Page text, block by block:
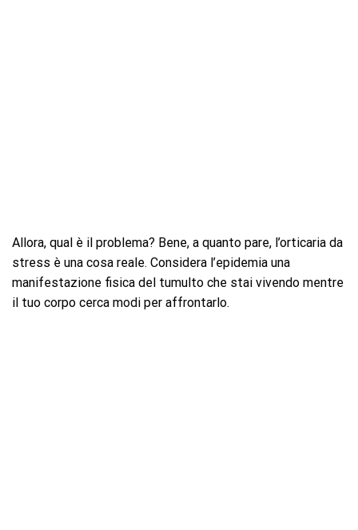
Allora, qual è il problema? Bene, a quanto pare, l’orticaria da
stress è una cosa reale. Considera l’epidemia una
manifestazione fisica del tumulto che stai vivendo mentre
il tuo corpo cerca modi per affrontarlo.